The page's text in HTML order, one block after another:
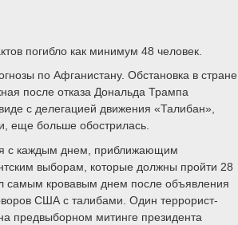
погибло как минимум 48 человек.
по Афганистану. Обстановка в стране
после отказа Дональда Трампа
с делегацией движения «Талибан»,
еще больше обострилась.
с каждым днем, приближающим
выборам, которые должны пройти 28
самым кровавым днем после объявления
США с талибами. Один террорист-
предвыборном митинге президента